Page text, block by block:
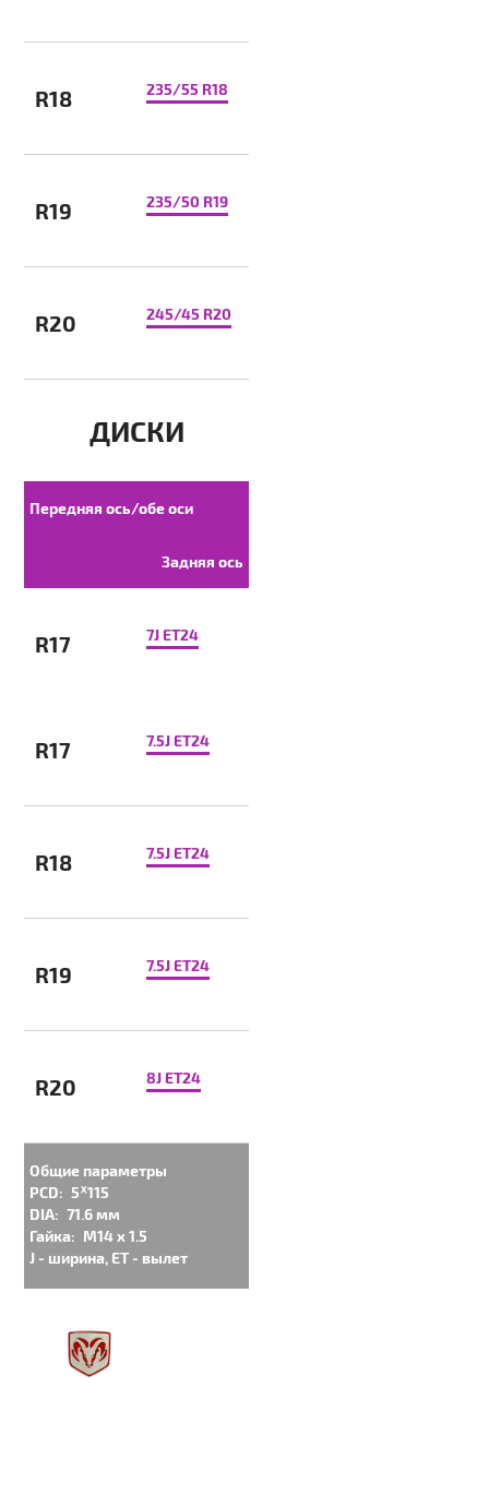
R18 235/55 R18
R19 235/50 R19
R20 245/45 R20
ДИСКИ
Передняя ось/обе оси
Задняя ось
R17 7J ET24
R17 7.5J ET24
R18 7.5J ET24
R19 7.5J ET24
R20 8J ET24
Общие параметры
PCD: 5ᕁ115
DIA: 71.6 мм
Гайка: M14 x 1.5
J - ширина, ET - вылет